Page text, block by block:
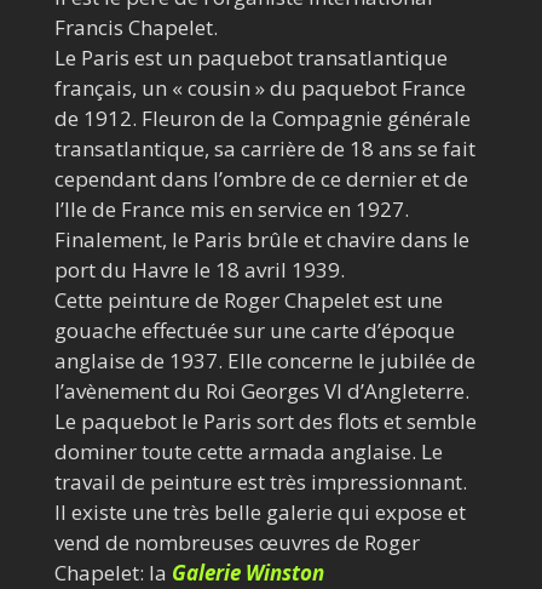
Francis Chapelet.
Le Paris est un paquebot transatlantique
français, un « cousin » du paquebot France
de 1912. Fleuron de la Compagnie générale
transatlantique, sa carrière de 18 ans se fait
cependant dans l’ombre de ce dernier et de
l’Ile de France mis en service en 1927.
Finalement, le Paris brûle et chavire dans le
port du Havre le 18 avril 1939.
Cette peinture de Roger Chapelet est une
gouache effectuée sur une carte d’époque
anglaise de 1937. Elle concerne le jubilée de
l’avènement du Roi Georges VI d’Angleterre.
Le paquebot le Paris sort des flots et semble
dominer toute cette armada anglaise. Le
travail de peinture est très impressionnant.
Il existe une très belle galerie qui expose et
vend de nombreuses œuvres de Roger
Chapelet: la Galerie Winston